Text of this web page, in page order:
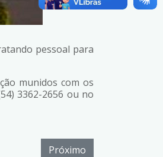
pessoal para
munidos com os
3362-2656 ou no
Próximo